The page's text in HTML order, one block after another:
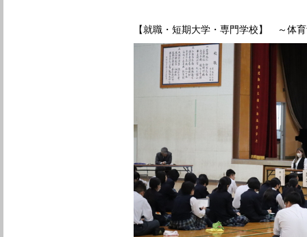
【就職・短期大学・専門学校】 ～体